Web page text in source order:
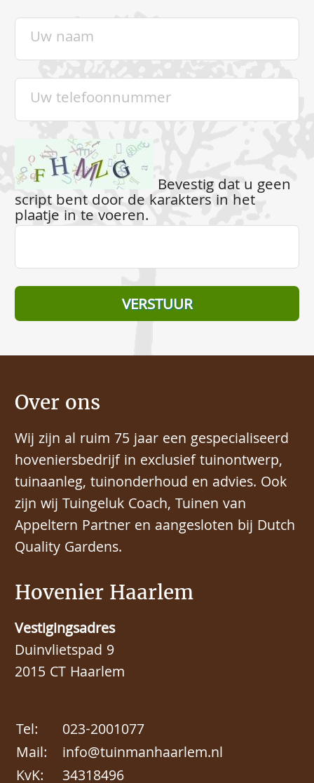
Bevestig dat u geen
script bent door de karakters in het
plaatje in te voeren.
Hovenier Haarlem
Vestigingsadres
Duinvlietspad 9
2015 CT Haarlem
Tel:
023-2001077
Mail:
info@tuinmanhaarlem.nl
KvK:
34318496
Over ons
Wij zijn al ruim 75 jaar een gespecialiseerd
hoveniersbedrijf in exclusief tuinontwerp,
tuinaanleg, tuinonderhoud en advies. Ook
zijn wij Tuingeluk Coach, Tuinen van
Appeltern Partner en aangesloten bij Dutch
Quality Gardens.